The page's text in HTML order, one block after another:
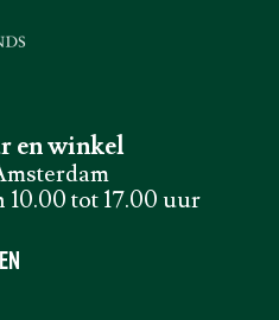
en winkel
tot 17.00 uur